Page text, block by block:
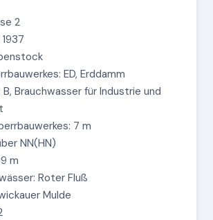
2
ED, Erddamm
Brauchwasser für Industrie und
7 m
NN(HN)
m
Roter Fluß
Mulde